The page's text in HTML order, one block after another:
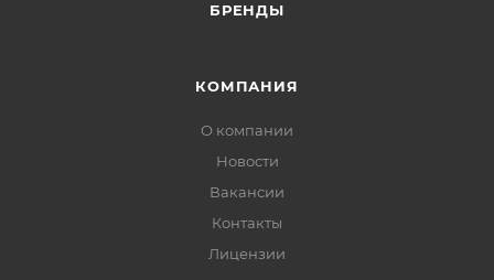
БРЕНДЫ
КОМПАНИЯ
О компании
Новости
Вакансии
Контакты
Лицензии